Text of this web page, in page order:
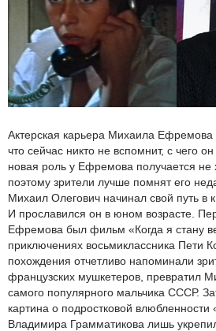
Актерская карьера Михаила Ефремова
что сейчас никто не вспомнит, с чего
новая роль у Ефремова получается не
поэтому зрители лучше помнят его
Михаил Олегович начинал свой путь в
И прославился он в юном возрасте.
Ефремова был фильм «Когда я стану
приключениях восьмиклассника Пети
похождения отчетливо напоминали
французских мушкетеров, превратил
самого популярного мальчика СССР.
картина о подростковой
Владимира Грамматикова лишь